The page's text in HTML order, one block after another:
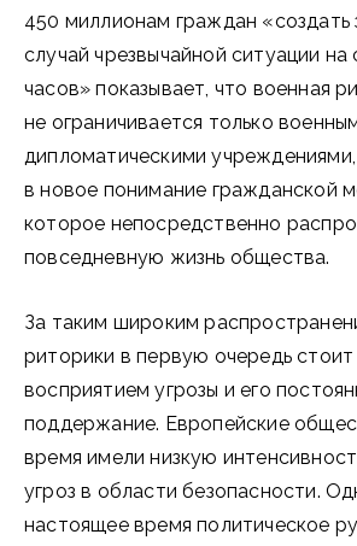
450 миллионам граждан «создать
случай чрезвычайной ситуации на
часов» показывает, что военная
не ограничивается только
дипломатическими
в новое понимание гражданской
которое непосредственно
повседневную жизнь общества.
За таким широким
риторики в первую очередь
восприятием угрозы и его
поддержание. Европейские
время имели низкую
угроз в области безопасности.
настоящее время политическое